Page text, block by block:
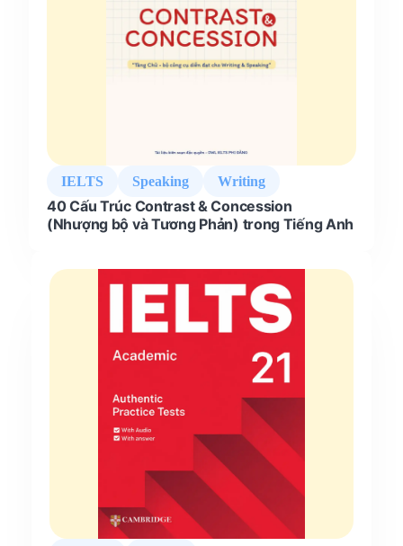
IELTS Speaking Writing
40 Cấu Trúc Contrast & Concession
(Nhượng bộ và Tương Phản) trong Tiếng Anh